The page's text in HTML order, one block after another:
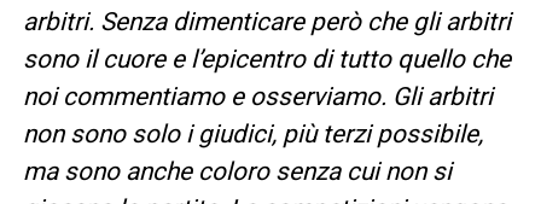
arbitri. Senza dimenticare però che gli arbitri
sono il cuore e l’epicentro di tutto quello che
noi commentiamo e osserviamo. Gli arbitri
non sono solo i giudici, più terzi possibile,
ma sono anche coloro senza cui non si